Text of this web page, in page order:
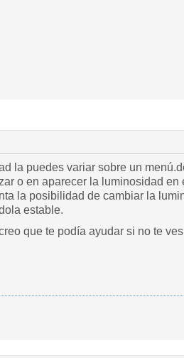
la puedes variar sobre un
o en aparecer la luminosidad
la posibilidad de cambiar la
estable.
que te podía ayudar si no te